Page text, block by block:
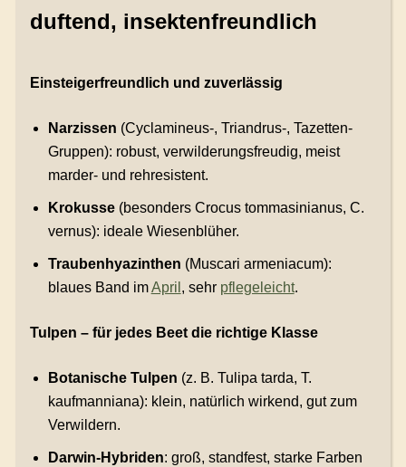
duftend, insektenfreundlich
Einsteigerfreundlich und zuverlässig
Narzissen (Cyclamineus-, Triandrus-, Tazetten-
Gruppen): robust, verwilderungsfreudig, meist
marder- und rehresistent.
Krokusse(besonders Crocus tommasinianus, C.
vernus): ideale Wiesenblüher.
Traubenhyazinthen (Muscari armeniacum):
blaues Band imApril , sehr pflegeleicht.
Tulpen – für jedes Beet die richtige Klasse
Botanische Tulpen (z. B. Tulipa tarda, T.
kaufmanniana): klein, natürlich wirkend, gut zum
Verwildern.
Darwin-Hybriden: groß, standfest, starke Farben